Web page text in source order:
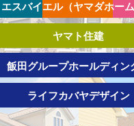
エスバイエル（ヤマダホーム
ヤマト住建
飯田グループホールディン
ライフカバヤデザイン